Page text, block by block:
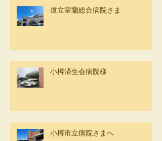
道立室蘭総合病院さま
小樽済生会病院様
小樽市立病院さまへ